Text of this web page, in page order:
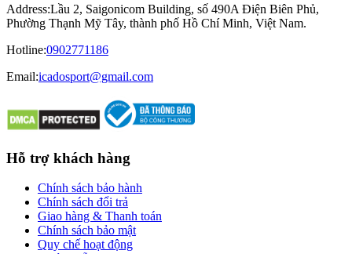
Address:Lầu 2, Saigonicom Building, số 490A Điện Biên Phủ,
Phường Thạnh Mỹ Tây, thành phố Hồ Chí Minh, Việt Nam.
Hotline:0902771186
Email:icadosport@gmail.com
Hỗ trợ khách hàng
Chính sách bảo hành
Chính sách đổi trả
Giao hàng & Thanh toán
Chính sách bảo mật
Quy chế hoạt động